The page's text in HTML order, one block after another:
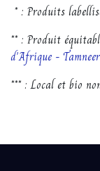
* : Produits
** : Produit
d'Afrique -
*** : Local et bio